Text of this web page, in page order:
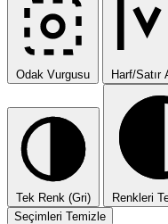
Odak Vurgusu Harf/Satır
Tek Renk (Gri)
Renkleri
Seçimleri Temizle